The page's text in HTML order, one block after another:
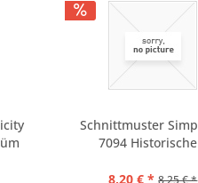
Schnittmuster
7094
8,20 € * 8,25 € *